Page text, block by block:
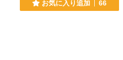
お気に入り追加 66